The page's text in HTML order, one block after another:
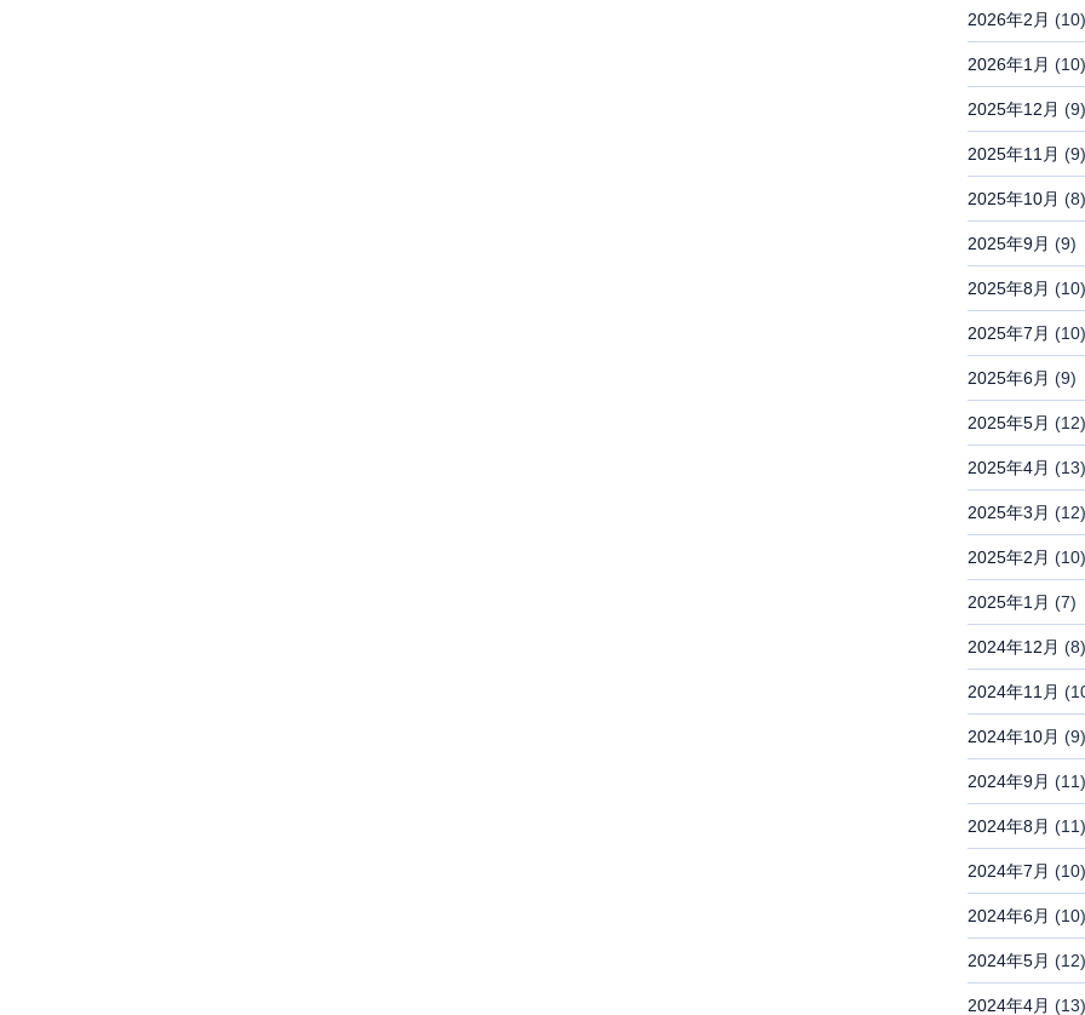
2026年2月 (10)
2026年1月 (10)
2025年12月 (9)
2025年11月 (9)
2025年10月 (8)
2025年9月 (9)
2025年8月 (10)
2025年7月 (10)
2025年6月 (9)
2025年5月 (12)
2025年4月 (13)
2025年3月 (12)
2025年2月 (10)
2025年1月 (7)
2024年12月 (8)
2024年11月
2024年10月 (9)
2024年9月 (11)
2024年8月 (11)
2024年7月 (10)
2024年6月 (10)
2024年5月 (12)
2024年4月 (13)